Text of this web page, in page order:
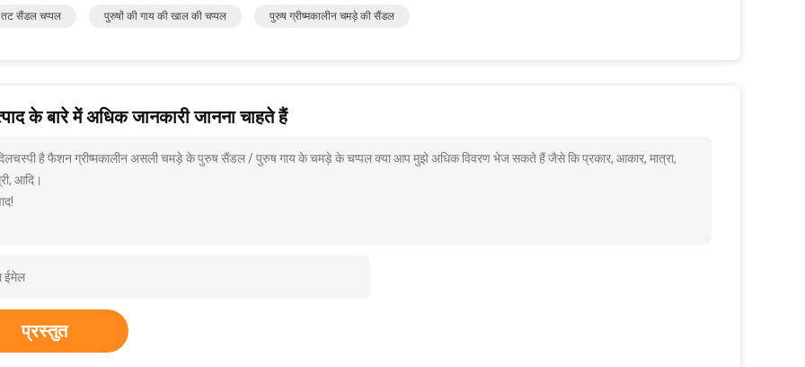
सैंडल चप्पल पुरुषों की गाय की खाल की चप्पल पुरुष ग्रीष्मकालीन चमड़े की सैंडल
के बारे में अधिक जानकारी जानना चाहते हैं
है फैशन ग्रीष्मकालीन असली चमड़े के पुरुष सैंडल / पुरुष गाय के चमड़े के चप्पल क्या आप मुझे अधिक विवरण भेज सकते हैं जैसे कि प्रकार, आकार, मात्रा,
आदि।
प्रस्तुत